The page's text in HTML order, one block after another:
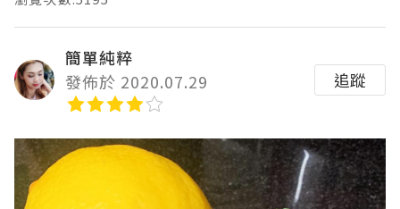
簡單純粹
發佈於 2020.07.29
追蹤